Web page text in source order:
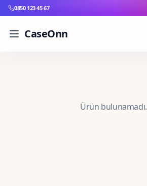
0850 123 45 67
CaseOnn
Ürün bulunamadı.